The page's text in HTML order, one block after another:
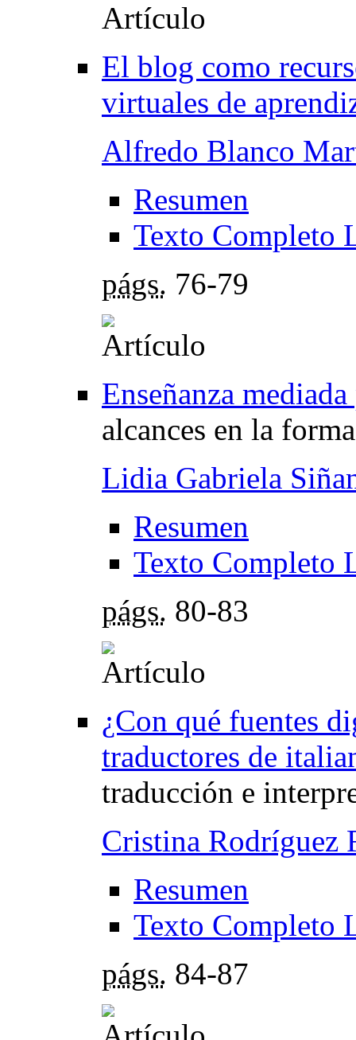
El blog como
virtuales de
Alfredo Blanco
Resumen
Texto Completo
págs. 76-79
Enseñanza
alcances en la
Lidia Gabriela
Resumen
Texto Completo
págs. 80-83
¿Con qué fuentes
traductores de
traducción e
Cristina Rodríguez
Resumen
Texto Completo
págs. 84-87